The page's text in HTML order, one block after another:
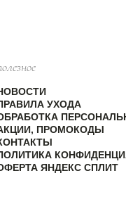
УХОДА
ПРОМОКОДЫ
ЯНДЕКС СПЛИТ